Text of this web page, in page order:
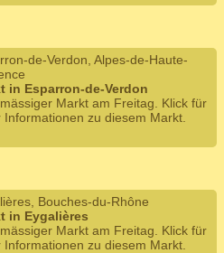
de-Verdon, Alpes-de-Haute-
in Esparron-de-Verdon
Markt am Freitag. Klick für
Informationen zu diesem Markt.
Bouches-du-Rhône
in Eygalières
Markt am Freitag. Klick für
Informationen zu diesem Markt.